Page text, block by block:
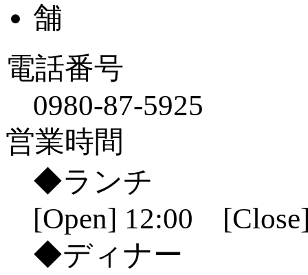
電話番号
0980-87-5925
営業時間
◆ランチ
[Open] 12:00
◆ディナー